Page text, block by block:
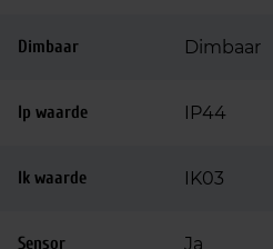
Dimbaar Dimbaar
Ip waarde IP44
Ik waarde IK03
Sensor Ja